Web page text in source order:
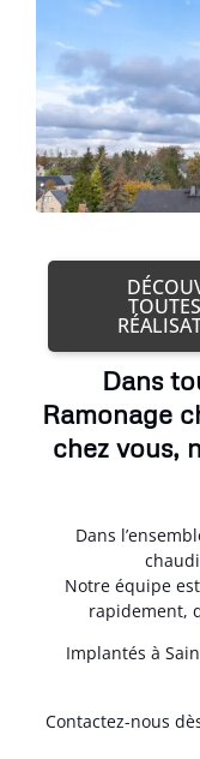
Dans
Ramonage
chez vous,
Dans
Notre équipe
rapidement,
Implantés à
Contactez-nous